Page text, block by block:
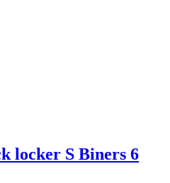
locker S Biners 6